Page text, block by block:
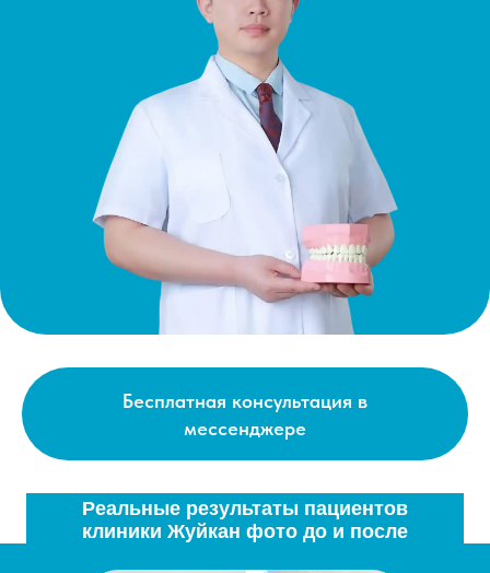
Бесплатная консультация в
мессенджере
Реальные результаты пациентов
клиники Жуйкан фото до и после